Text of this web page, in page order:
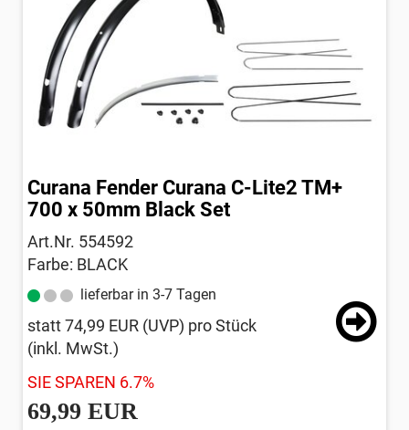
Curana Fender Curana C-Lite2 TM+
700 x 50mm Black Set
Art.Nr. 554592
Farbe: BLACK
lieferbar in 3-7 Tagen
statt74,99 EUR (UVP) pro Stück
(inkl. MwSt.)
SIE SPAREN 6.7%
69,99 EUR